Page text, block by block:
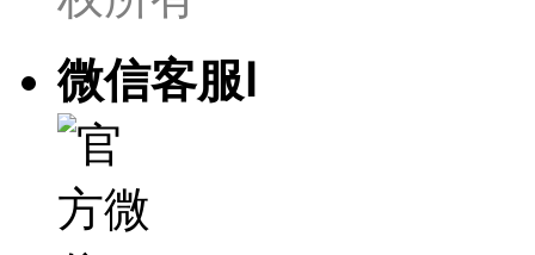
微信客服Ⅰ